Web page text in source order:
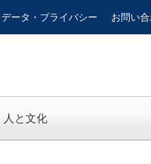
データ・プライバシー お問い
人と文化